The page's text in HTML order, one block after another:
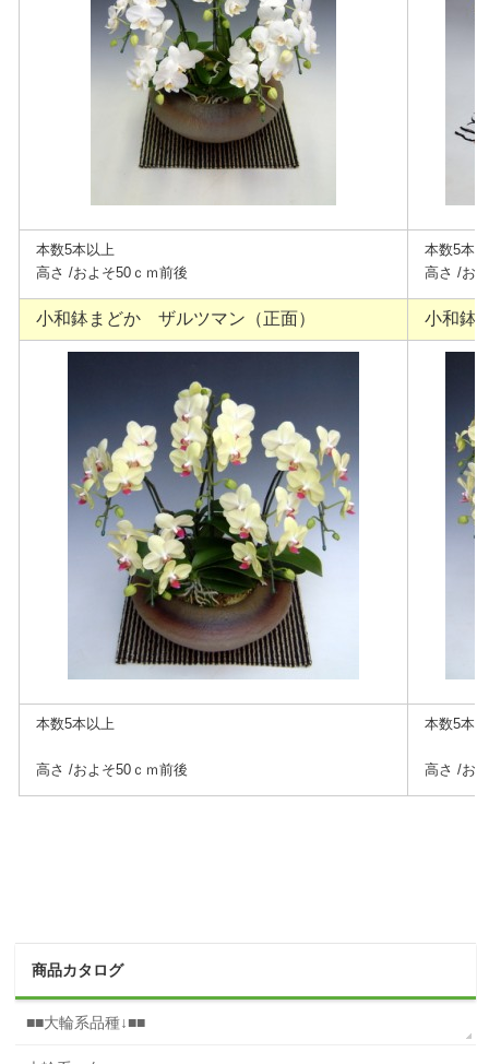
本数5本以上
高さ /およそ50ｃｍ前後
本数5本
高さ /お
小和鉢まどか ザルツマン（正面） 小和鉢
本数5本以上
高さ /およそ50ｃｍ前後
本数5本
高さ /お
商品カタログ
■■大輪系品種↓■■